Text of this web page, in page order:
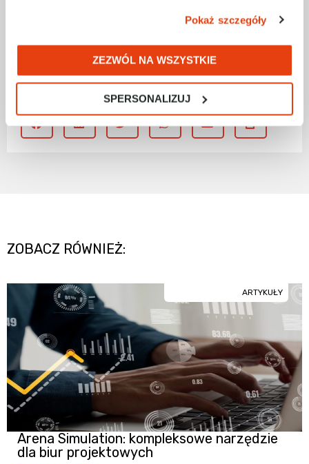
Pokaż szczegóły
ZEZWÓL NA WSZYSTKIE
SPERSONALIZUJ
ZOBACZ RÓWNIEŻ:
Arena Simulation: kompleksowe narzędzie
dla biur projektowych
ARTYKUŁY